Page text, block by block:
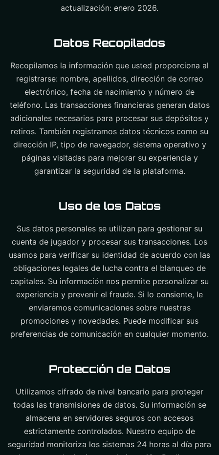
actualización: enero 2026.
Datos Recopilados
Recopilamos la información que usted proporciona al
registrarse: nombre, apellidos, dirección de correo
electrónico, fecha de nacimiento y número de
teléfono. Las transacciones financieras generan datos
adicionales necesarios para procesar sus depósitos y
retiros. También registramos datos técnicos como su
dirección IP, tipo de navegador, sistema operativo y
páginas visitadas para mejorar su experiencia y
garantizar la seguridad de la plataforma.
Uso de los Datos
Sus datos personales se utilizan para gestionar su
cuenta de jugador y procesar sus transacciones. Los
usamos para verificar su identidad de acuerdo con las
obligaciones legales de lucha contra el blanqueo de
capitales. Su información nos permite personalizar su
experiencia y prevenir el fraude. Si lo consiente, le
enviaremos comunicaciones sobre nuestras
promociones y novedades. Puede modificar sus
preferencias de comunicación en cualquier momento.
Protección de Datos
Utilizamos cifrado de nivel bancario para proteger
todas las transmisiones de datos. Su información se
almacena en servidores seguros con accesos
estrictamente controlados. Nuestro equipo de
seguridad monitoriza los sistemas 24 horas al día para